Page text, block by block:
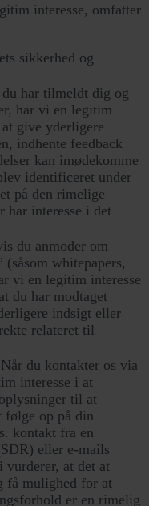
interesse, omfatter
sikkerhed og
har tilmeldt dig og
har vi en legitim
give yderligere
indhente feedback
kan imødekomme
identificeret under
på den rimelige
har interesse i det
du anmoder om
whitepapers,
vi en legitim interesse
du har modtaget
indsigt eller
relateret til
du kontakter os via
interesse i at
til at
følge op på din
kontakt fra en
eller e-mails
at det at
få mulighed for at
er en rimelig